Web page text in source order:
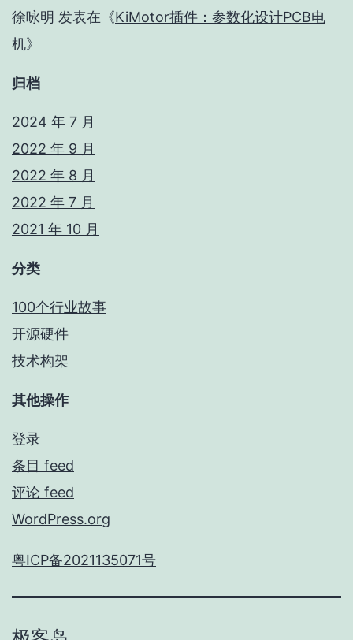
徐咏明 发表在《KiMotor插件：参数化设计PCB电
机》
归档
2024 年 7 月
2022 年 9 月
2022 年 8 月
2022 年 7 月
2021 年 10 月
分类
100个行业故事
开源硬件
技术构架
其他操作
登录
条目 feed
评论 feed
WordPress.org
粤ICP备2021135071号